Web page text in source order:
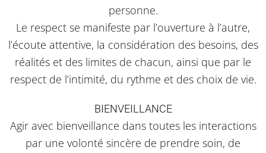
personne.
Le respect se manifeste par l’ouverture à l’autre,
l’écoute attentive, la considération des besoins, des
réalités et des limites de chacun, ainsi que par le
respect de l’intimité, du rythme et des choix de vie.
BIENVEILLANCE
Agir avec bienveillance dans toutes les interactions
par une volonté sincère de prendre soin, de